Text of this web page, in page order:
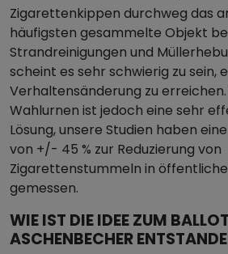
Zigarettenkippen durchweg das
häufigsten gesammelte Objekt
Strandreinigungen und
scheint es sehr schwierig zu sein,
Verhaltensänderung zu
Wahlurnen ist jedoch eine sehr
Lösung, unsere Studien haben
von +/- 45 % zur Reduzierung von
Zigarettenstummeln in
gemessen.
WIE IST DIE IDEE ZUM
ASCHENBECHER